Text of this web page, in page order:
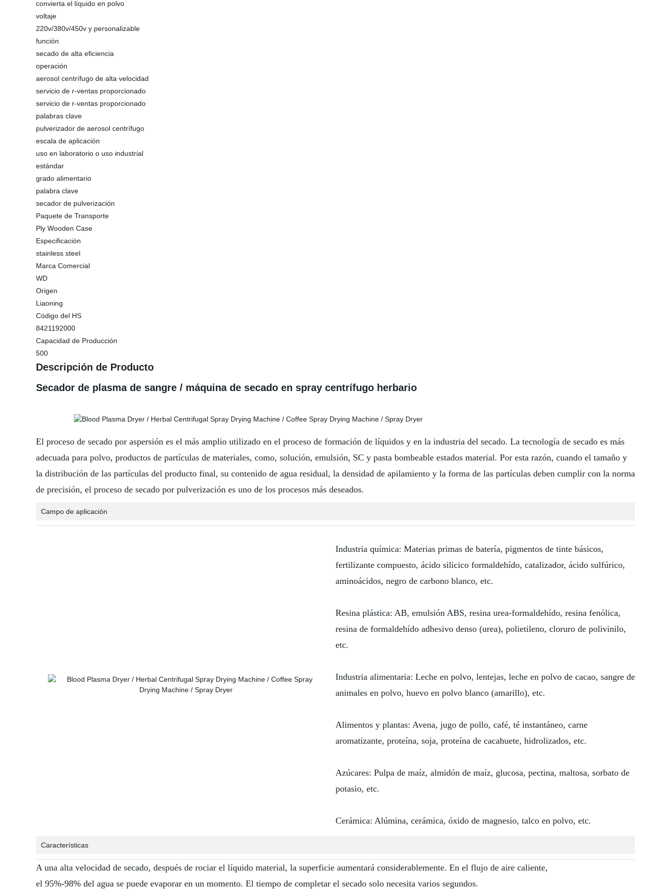
convierta el líquido en polvo
voltaje
220v/380v/450v y personalizable
función
secado de alta eficiencia
operación
aerosol centrífugo de alta velocidad
servicio de r-ventas proporcionado
servicio de r-ventas proporcionado
palabras clave
pulverizador de aerosol centrífugo
escala de aplicación
uso en laboratorio o uso industrial
estándar
grado alimentario
palabra clave
secador de pulverización
Paquete de Transporte
Ply Wooden Case
Especificación
stainless steel
Marca Comercial
WD
Origen
Liaoning
Código del HS
8421192000
Capacidad de Producción
500
Descripción de Producto
Secador de plasma de sangre / máquina de secado en spray centrífugo herbario
El proceso de secado por aspersión es el más amplio utilizado en el proceso de formación de líquidos y en la industria del secado. La tecnología de secado es más
adecuada para polvo, productos de partículas de materiales, como, solución, emulsión, SC y pasta bombeable estados material. Por esta razón, cuando el tamaño y
la distribución de las partículas del producto final, su contenido de agua residual, la densidad de apilamiento y la forma de las partículas deben cumplir con la norma
de precisión, el proceso de secado por pulverización es uno de los procesos más deseados.
Campo de aplicación
Industria química: Materias primas de batería, pigmentos de tinte básicos,
fertilizante compuesto, ácido silicico formaldehído, catalizador, ácido sulfúrico,
aminoácidos, negro de carbono blanco, etc.
Resina plástica: AB, emulsión ABS, resina urea-formaldehído, resina fenólica,
resina de formaldehído adhesivo denso (urea), polietileno, cloruro de polivinilo,
etc.
Industria alimentaria: Leche en polvo, lentejas, leche en polvo de cacao, sangre de
animales en polvo, huevo en polvo blanco (amarillo), etc.
Alimentos y plantas: Avena, jugo de pollo, café, té instantáneo, carne
aromatizante, proteína, soja, proteína de cacahuete, hidrolizados, etc.
Azúcares: Pulpa de maíz, almidón de maíz, glucosa, pectina, maltosa, sorbato de
potasio, etc.
Cerámica: Alúmina, cerámica, óxido de magnesio, talco en polvo, etc.
Características
A una alta velocidad de secado, después de rociar el líquido material, la superficie aumentará considerablemente. En el flujo de aire caliente,
el 95%-98% del agua se puede evaporar en un momento. El tiempo de completar el secado solo necesita varios segundos.